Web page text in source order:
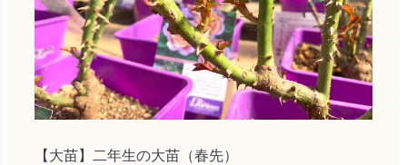
【大苗】二年生の大苗（春先）